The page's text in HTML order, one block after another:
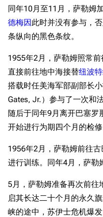
同年10月至11月，萨勒姆
德梅因此时并没有参与，
条纵向的黑色条纹。
1955年2月，萨勒姆照常
直接前往地中海接替纽波
搭载时任美海军部副部长
Gates, Jr.）参与了一次和
随后于同年9月离开巴塞罗
开始进行为期四个月的检修
1956年2月，萨勒姆前往
进行训练。同年4月，萨勒
5月，萨勒姆准备再次前往
启其长达二十个月的永久
峡的途中，苏伊士危机爆